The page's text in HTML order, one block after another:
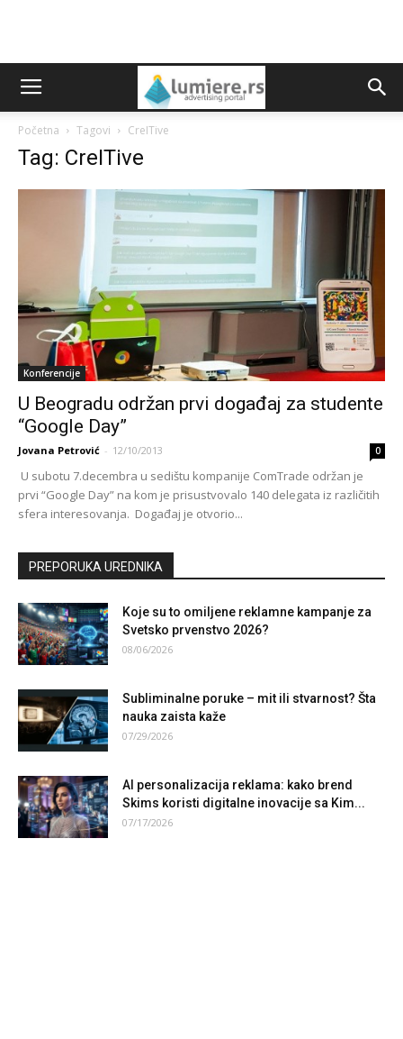
Početna Tagovi CreITive
Tag: CreITive
Konferencije
U Beogradu održan prvi događaj za studente
“Google Day”
Jovana Petrović - 12/10/2013 0
U subotu 7.decembra u sedištu kompanije ComTrade održan je
prvi “Google Day” na kom je prisustvovalo 140 delegata iz različitih
sfera interesovanja. Događaj je otvorio...
PREPORUKA UREDNIKA
Koje su to omiljene reklamne kampanje za
Svetsko prvenstvo 2026?
08/06/2026
Subliminalne poruke – mit ili stvarnost? Šta
nauka zaista kaže
07/29/2026
AI personalizacija reklama: kako brend
Skims koristi digitalne inovacije sa Kim...
07/17/2026